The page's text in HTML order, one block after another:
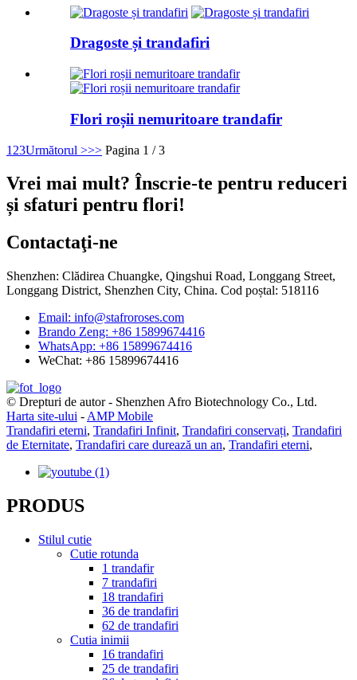
Dragoste și trandafiri
Flori roșii nemuritoare trandafir
1 23Următorul >>> Pagina 1 / 3
Vrei mai mult? Înscrie-te pentru reduceri
și sfaturi pentru flori!
Contactaţi-ne
Shenzhen: Clădirea Chuangke, Qingshui Road, Longgang Street,
Longgang District, Shenzhen City, China. Cod poștal: 518116
Email: info@stafroroses.com
Brando Zeng: +86 15899674416
WhatsApp: +86 15899674416
WeChat: +86 15899674416
© Drepturi de autor - Shenzhen Afro Biotechnology Co., Ltd.
Harta site-ului - AMP Mobile
Trandafiri eterni, Trandafiri Infinit, Trandafiri conservați, Trandafiri
de Eternitate, Trandafiri care durează un an, Trandafiri eterni,
PRODUS
Stilul cutie
Cutie rotunda
1 trandafir
7 trandafiri
18 trandafiri
36 de trandafiri
62 de trandafiri
Cutia inimii
16 trandafiri
25 de trandafiri